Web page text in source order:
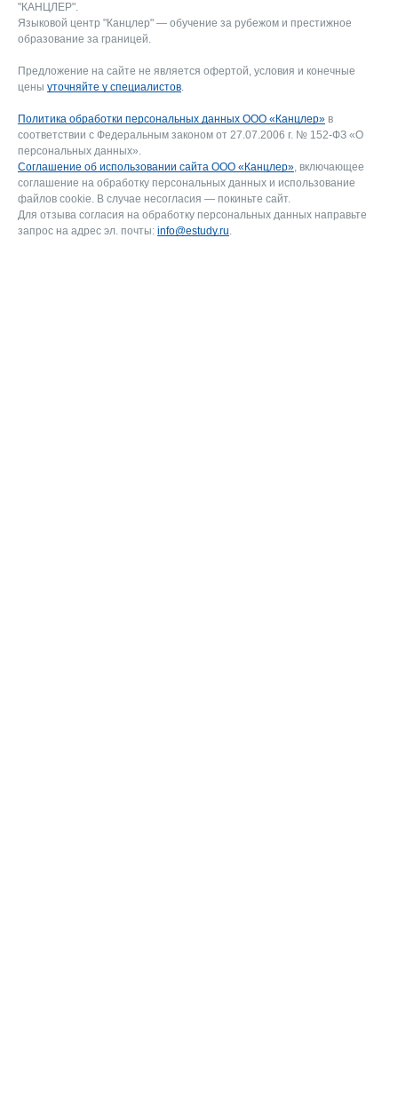
"КАНЦЛЕР".
Языковой центр "Канцлер" — обучение за рубежом и престижное
образование за границей.
Предложение на сайте не является офертой, условия и конечные
цены уточняйте у специалистов.
Политика обработки персональных данных ООО «Канцлер» в
соответствии с Федеральным законом от 27.07.2006 г. № 152-ФЗ «О
персональных данных».
Соглашение об использовании сайта ООО «Канцлер», включающее
соглашение на обработку персональных данных и использование
файлов cookie. В случае несогласия — покиньте сайт.
Для отзыва согласия на обработку персональных данных направьте
запрос на адрес эл. почты: info@estudy.ru.